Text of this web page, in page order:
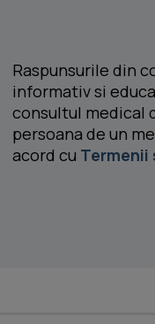
Raspunsurile din
informativ si
consultul medical
persoana de un
acord cu